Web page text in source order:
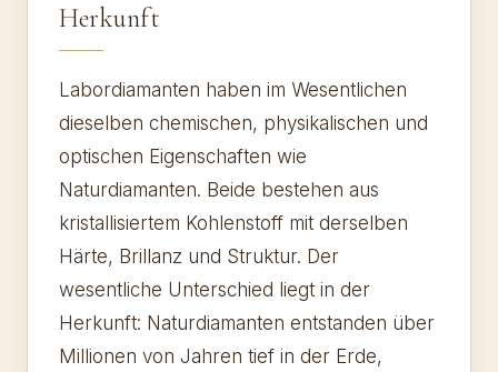
Herkunft
Labordiamanten haben im Wesentlichen
dieselben chemischen, physikalischen und
optischen Eigenschaften wie
Naturdiamanten. Beide bestehen aus
kristallisiertem Kohlenstoff mit derselben
Härte, Brillanz und Struktur. Der
wesentliche Unterschied liegt in der
Herkunft: Naturdiamanten entstanden über
Millionen von Jahren tief in der Erde,